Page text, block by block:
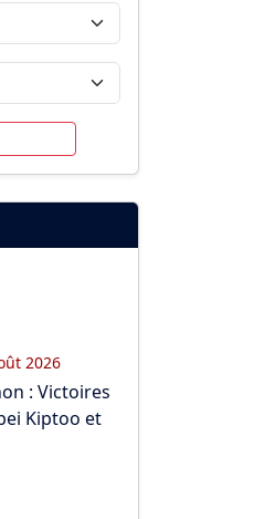
2026
: Victoires
Kiptoo et